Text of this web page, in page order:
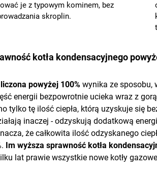
je z typowym kominem, bez
skroplin.
kotła kondensacyjnego
powyżej 100% wynika ze sposobu,
energii bezpowrotnie ucieka wraz z
tylko tę ilość ciepła, którą uzyskuje się
inaczej - odzyskują dodatkową
że całkowita ilość odzyskanego
Im wyższa sprawność kotła
lat prawie wszystkie nowe kotły